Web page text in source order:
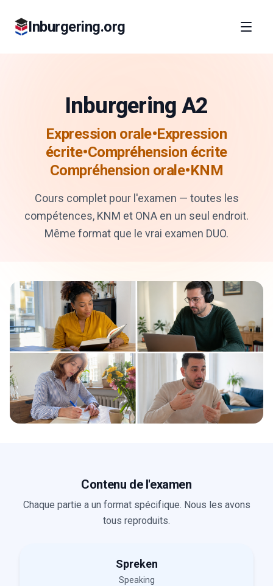
Inburgering.org
Inburgering A2
Expression orale•Expression
écrite•Compréhension écrite
Compréhension orale•KNM
Cours complet pour l'examen — toutes les
compétences, KNM et ONA en un seul endroit.
Même format que le vrai examen DUO.
Contenu de l'examen
Chaque partie a un format spécifique. Nous les avons
tous reproduits.
Spreken
Speaking